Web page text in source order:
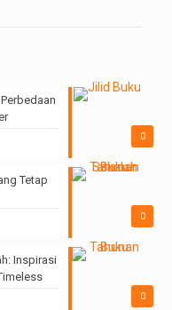
0
0
Tetap
0
Inspirasi